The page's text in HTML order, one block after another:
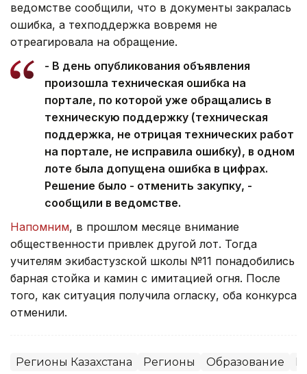
ведомстве сообщили, что в документы закралась
ошибка, а техподдержка вовремя не
отреагировала на обращение.
- В день опубликования объявления
произошла техническая ошибка на
портале, по которой уже обращались в
техническую поддержку (техническая
поддержка, не отрицая технических работ
на портале, не исправила ошибку), в одном
лоте была допущена ошибка в цифрах.
Решение было - отменить закупку, -
сообщили в ведомстве.
Напомним, в прошлом месяце внимание
общественности привлек другой лот. Тогда
учителям экибастузской школы №11 понадобились
барная стойка и камин с имитацией огня. После
того, как ситуация получила огласку, оба конкурса
отменили.
Регионы Казахстана Регионы Образование